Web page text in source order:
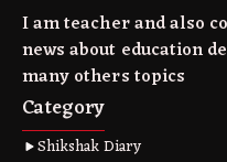
I am teacher and also
news about education
many others topics
Category
Shikshak Diary